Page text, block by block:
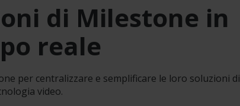
di Milestone in
reale
per centralizzare e semplificare le loro soluzioni di
video.